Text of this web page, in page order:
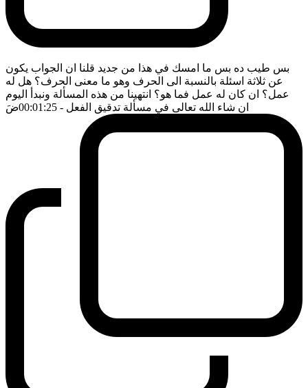
بس طيب ده بس ما امسك في هذا من جديد قلنا ان الجواب يكون
عن ثلاثة اسئلة بالنسبة الى الحرف وهو ما معنى الحرف؟ هل له
عمل؟ ان كان له عمل فما هو؟ انتهينا من هذه المسألة ونبدأ اليوم
ان شاء الله تعالى في مسألة تدقيق الفعل - 00:01:25 ضَ